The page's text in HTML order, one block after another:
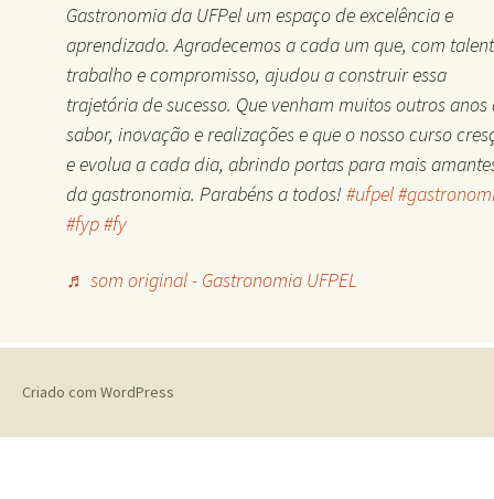
Gastronomia da UFPel um espaço de excelência e
aprendizado. Agradecemos a cada um que, com
trabalho e compromisso, ajudou a construir essa
trajetória de sucesso. Que venham muitos outros anos
sabor, inovação e realizações e que o nosso curso
e evolua a cada dia, abrindo portas para mais
da gastronomia. Parabéns a todos! #ufpel
#fyp#fy
♬ som original - Gastronomia UFPEL
Criado com WordPress